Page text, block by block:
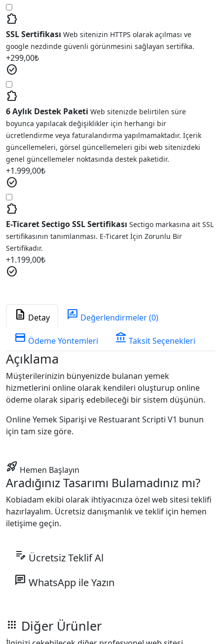
extension
SSL Sertifikası Web sitenizin HTTPS olarak açılması ve
google nezdinde güvenli görünmesini sağlayan sertifika.
+299,00₺
check_circle
extension
6 Aylık Destek Paketi Web sitenizde belirtilen süre
boyunca yapılacak değişiklikler için herhangi bir
ücretlendirme veya faturalandırma yapılmamaktadır. İçerik
güncellemeleri, görsel güncellemeleri gibi web sitenizdeki
genel güncellemeler noktasında destek paketidir.
+1.999,00₺
check_circle
extension
E-Ticaret Sectigo SSL Sertifikası Sectigo markasına ait SSL
sertifikasının tanımlanması. E-Ticaret İçin Zorunlu Bir
Sertifikadır.
+1.199,00₺
check_circle
description Detay rate_review Değerlendirmeler (0)
credit_card Ödeme Yöntemleri account_balance Taksit Seçenekleri
Açıklama
Müşterilerinizin bünyenizde bulanan yemek
hizmetlerini online olarak kendileri oluşturup online
ödeme olarak sipariş edebileceği bir sistem düşünün.
Online Yemek Siparişi ve Restuarant Scripti V1 bunun
için tam size göre.
rocket_launch Hemen Başlayın
Aradığınız Tasarımı Bulamadınız mı?
Kobiadam ekibi olarak ihtiyacınıza özel web sitesi teklifi
hazırlayalım. Ücretsiz danışmanlık ve teklif için hemen
iletişime geçin.
edit_note Ücretsiz Teklif Al
chat WhatsApp ile Yazın
apps Diğer Ürünler